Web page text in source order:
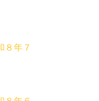
年７